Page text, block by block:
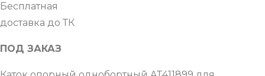
Бесплатная
доставка до ТК
ПОД ЗАКАЗ